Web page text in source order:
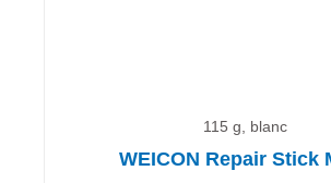
115 g, blanc
WEICON Repair Stick